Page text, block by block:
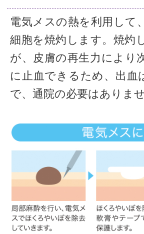
電気メスの熱を利用して
細胞を焼灼します。焼灼
が、皮膚の再生力により
に止血できるため、出
で、通院の必要はありませ